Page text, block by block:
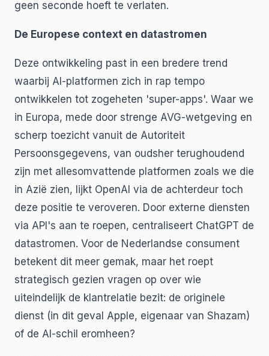
geen seconde hoeft te verlaten.
De Europese context en datastromen
Deze ontwikkeling past in een bredere trend
waarbij AI-platformen zich in rap tempo
ontwikkelen tot zogeheten 'super-apps'. Waar we
in Europa, mede door strenge AVG-wetgeving en
scherp toezicht vanuit de Autoriteit
Persoonsgegevens, van oudsher terughoudend
zijn met allesomvattende platformen zoals we die
in Azië zien, lijkt OpenAI via de achterdeur toch
deze positie te veroveren. Door externe diensten
via API's aan te roepen, centraliseert ChatGPT de
datastromen. Voor de Nederlandse consument
betekent dit meer gemak, maar het roept
strategisch gezien vragen op over wie
uiteindelijk de klantrelatie bezit: de originele
dienst (in dit geval Apple, eigenaar van Shazam)
of de AI-schil eromheen?